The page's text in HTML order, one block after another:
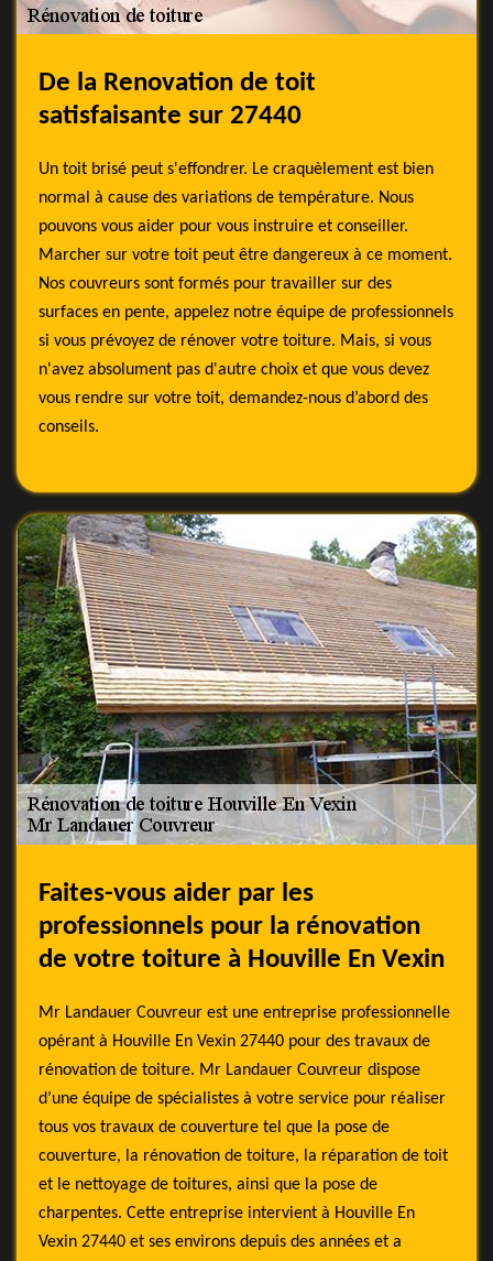
De la Renovation de toit
satisfaisante sur 27440
Un toit brisé peut s'effondrer. Le craquèlement est bien
normal à cause des variations de température. Nous
pouvons vous aider pour vous instruire et conseiller.
Marcher sur votre toit peut être dangereux à ce moment.
Nos couvreurs sont formés pour travailler sur des
surfaces en pente, appelez notre équipe de professionnels
si vous prévoyez de rénover votre toiture. Mais, si vous
n'avez absolument pas d'autre choix et que vous devez
vous rendre sur votre toit, demandez-nous d’abord des
conseils.
Faites-vous aider par les
professionnels pour la rénovation
de votre toiture à Houville En Vexin
Mr Landauer Couvreur est une entreprise professionnelle
opérant à Houville En Vexin 27440 pour des travaux de
rénovation de toiture. Mr Landauer Couvreur dispose
d’une équipe de spécialistes à votre service pour réaliser
tous vos travaux de couverture tel que la pose de
couverture, la rénovation de toiture, la réparation de toit
et le nettoyage de toitures, ainsi que la pose de
charpentes. Cette entreprise intervient à Houville En
Vexin 27440 et ses environs depuis des années et a